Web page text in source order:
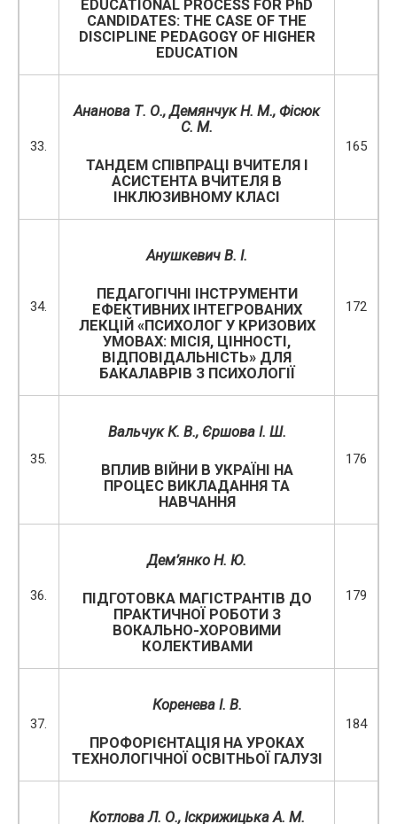
EDUCATIONAL PROCESS FOR PhD
CANDIDATES: THE CASE OF THE
DISCIPLINE PEDAGOGY OF HIGHER
EDUCATION
33.
Ананова Т. О., Демянчук Н. М., Фісюк
С. М.
ТАНДЕМ СПІВПРАЦІ ВЧИТЕЛЯ І
АСИСТЕНТА ВЧИТЕЛЯ В
ІНКЛЮЗИВНОМУ КЛАСІ
165
34.
Анушкевич В. І.
ПЕДАГОГІЧНІ ІНСТРУМЕНТИ
ЕФЕКТИВНИХ ІНТЕГРОВАНИХ
ЛЕКЦІЙ «ПСИХОЛОГ У КРИЗОВИХ
УМОВАХ: МІСІЯ, ЦІННОСТІ,
ВІДПОВІДАЛЬНІСТЬ» ДЛЯ
БАКАЛАВРІВ З ПСИХОЛОГІЇ
172
35.
Вальчук К. В., Єршова І. Ш.
ВПЛИВ ВІЙНИ В УКРАЇНІ НА
ПРОЦЕС ВИКЛАДАННЯ ТА
НАВЧАННЯ
176
36.
Дем’янко Н. Ю.
ПІДГОТОВКА МАГІСТРАНТІВ ДО
ПРАКТИЧНОЇ РОБОТИ З
ВОКАЛЬНО-ХОРОВИМИ
КОЛЕКТИВАМИ
179
37.
Коренева І. В.
ПРОФОРІЄНТАЦІЯ НА УРОКАХ
ТЕХНОЛОГІЧНОЇ ОСВІТНЬОЇ ГАЛУЗІ
184
Котлова Л. О., Іскрижицька А. М.